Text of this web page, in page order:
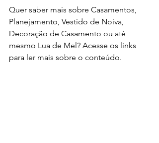
Quer saber mais sobre Casamentos
Planejamento Vestido de Noiva
Decoração de Casamento ou até
mesmo Lua de Mel? Acesse os links
para ler mais sobre o conteúdo.